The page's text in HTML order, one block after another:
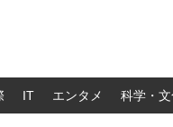
IT エンタメ 科学・